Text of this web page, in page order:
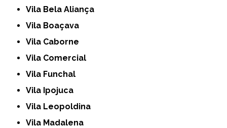
Vila Bela Aliança
Vila Boaçava
Vila Caborne
Vila Comercial
Vila Funchal
Vila Ipojuca
Vila Leopoldina
Vila Madalena